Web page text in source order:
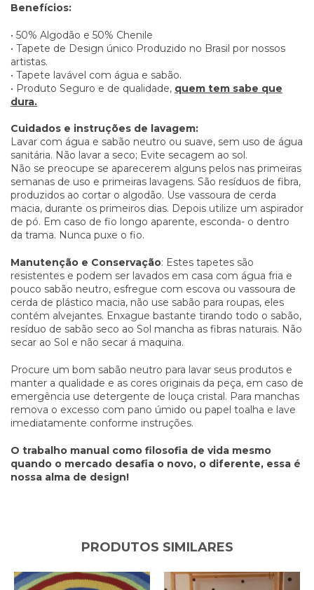
Benefícios:
• 50% Algodão e 50% Chenile
• Tapete de Design único Produzido no Brasil por nossos
artistas.
• Tapete lavável com água e sabão.
• Produto Seguro e de qualidade, quem tem sabe que
dura.
Cuidados e instruções de lavagem:
Lavar com água e sabão neutro ou suave, sem uso de água
sanitária. Não lavar a seco; Evite secagem ao sol.
Não se preocupe se aparecerem alguns pelos nas primeiras
semanas de uso e primeiras lavagens. São resíduos de fibra,
produzidos ao cortar o algodão. Use vassoura de cerda
macia, durante os primeiros dias. Depois utilize um aspirador
de pó. Em caso de fio longo aparente, esconda- o dentro
da trama. Nunca puxe o fio.
Manutenção e Conservação: Estes tapetes são
resistentes e podem ser lavados em casa com água fria e
pouco sabão neutro, esfregue com escova ou vassoura de
cerda de plástico macia, não use sabão para roupas, eles
contém alvejantes. Enxague bastante tirando todo o sabão,
resíduo de sabão seco ao Sol mancha as fibras naturais. Não
secar ao Sol e não secar á maquina.
Procure um bom sabão neutro para lavar seus produtos e
manter a qualidade e as cores originais da peça, em caso de
emergência use detergente de louça cristal. Para manchas
remova o excesso com pano úmido ou papel toalha e lave
imediatamente conforme instruções.
O trabalho manual como filosofia de vida mesmo
quando o mercado desafia o novo, o diferente, essa é
nossa alma de design!
PRODUTOS SIMILARES